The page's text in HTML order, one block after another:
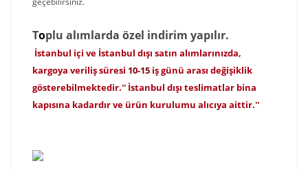
Toplu alımlarda özel indirim yapılır.
İstanbul içi ve İstanbul dışı satın alımlarınızda,
kargoya veriliş süresi 10-15 iş günü arası değişiklik
gösterebilmektedir.'' İstanbul dışı teslimatlar bina
kapısına kadardır ve ürün kurulumu alıcıya aittir.''